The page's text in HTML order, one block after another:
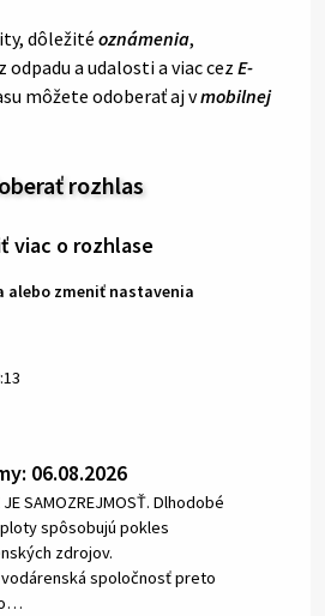
dôležité oznámenia,
odpadu a udalosti a viac cez E-
môžete odoberať aj vmobilnej
rozhlas
viac o rozhlase
alebo zmeniť nastavenia
06.08.2026
JE SAMOZREJMOSŤ. Dlhodobé
spôsobujú pokles
zdrojov.
spoločnosť preto